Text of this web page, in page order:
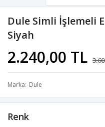
Dule Simli İşlemeli
Siyah
2.240,00 TL
Marka Dule
Renk